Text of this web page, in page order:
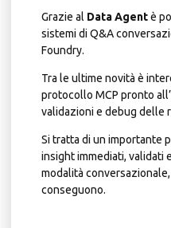
Grazie al Data Agentè
sistemi di Q&A
Foundry.
Tra le ultime novità è
protocollo MCP pronto
validazioni e debug delle
Si tratta di un importante
insight immediati, validati
modalità
conseguono.